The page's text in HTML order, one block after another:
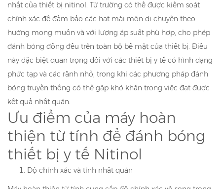
nhất của thiết bị nitinol. Từ trường có thể được kiểm soát
chính xác để đảm bảo các hạt mài mòn di chuyển theo
hướng mong muốn và với lượng áp suất phù hợp, cho phép
đánh bóng đồng đều trên toàn bộ bề mặt của thiết bị. Điều
này đặc biệt quan trọng đối với các thiết bị y tế có hình dạng
phức tạp và các rãnh nhỏ, trong khi các phương pháp đánh
bóng truyền thống có thể gặp khó khăn trong việc đạt được
kết quả nhất quán.
Ưu điểm của máy hoàn
thiện từ tính để đánh bóng
thiết bị y tế Nitinol
Độ chính xác và tính nhất quán